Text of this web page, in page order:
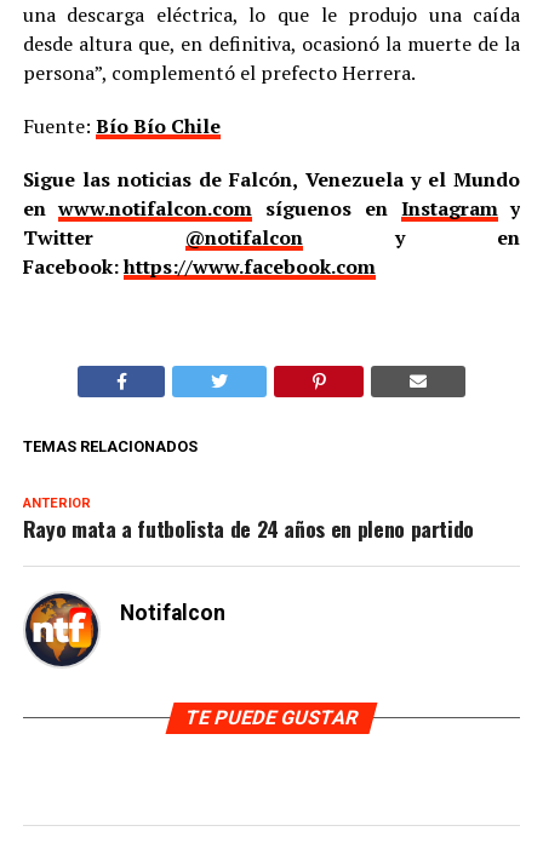
una descarga eléctrica, lo que le produjo una caída
desde altura que, en definitiva, ocasionó la muerte de la
persona”, complementó el prefecto Herrera.
Fuente: Bío Bío Chile
Sigue las noticias de Falcón, Venezuela y el Mundo
enwww.notifalcon.com síguenos en Instagramy
Twitter @notifalcony en
Facebook:https://www.facebook.com
TEMAS RELACIONADOS
ANTERIOR
Rayo mata a futbolista de 24 años en pleno partido
Notifalcon
TE PUEDE GUSTAR